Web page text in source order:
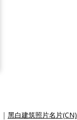
| 黑白建筑照片名片(CN)